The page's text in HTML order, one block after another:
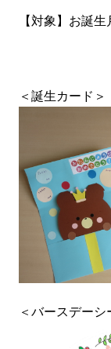
【対象】お誕
＜誕生カード＞
＜バースデーシ